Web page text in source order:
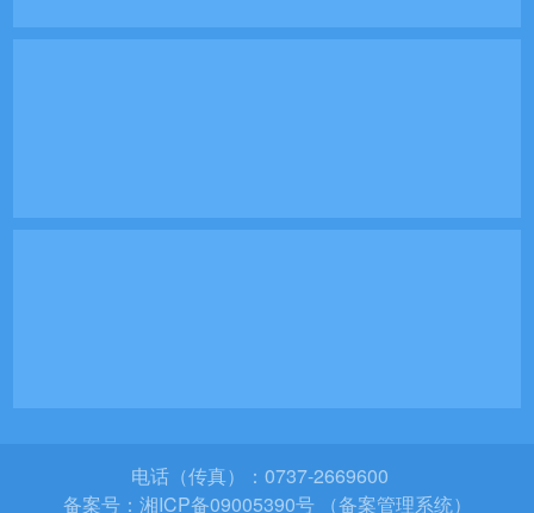
电话（传真）：0737-2669600
备案号： 湘ICP备09005390号 （备案管理系统）